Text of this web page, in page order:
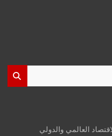
العالمي والدولي